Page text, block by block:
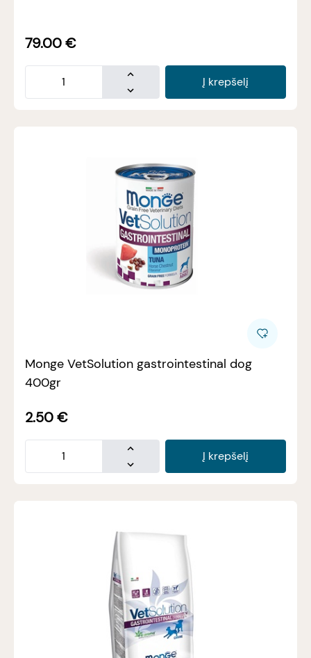
79.00€
Į krepšelį
Monge VetSolution gastrointestinal dog
400gr
2.50€
Į krepšelį